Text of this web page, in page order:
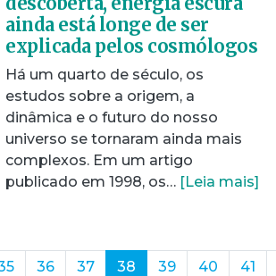
ainda está longe de ser
explicada pelos cosmólogos
Há um quarto de século, os
estudos sobre a origem, a
dinâmica e o futuro do nosso
universo se tornaram ainda mais
complexos. Em um artigo
publicado em 1998, os… [Leia mais]
36 37 38 (current)
39 40 41